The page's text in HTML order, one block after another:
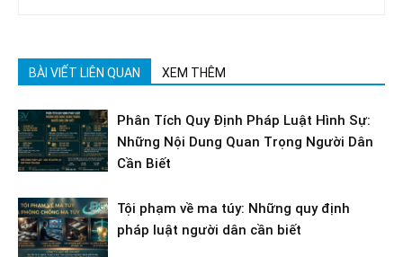
BÀI VIẾT LIÊN QUAN XEM THÊM
Phân Tích Quy Định Pháp Luật Hình Sự:
Những Nội Dung Quan Trọng Người Dân
Cần Biết
Tội phạm về ma túy: Những quy định
pháp luật người dân cần biết